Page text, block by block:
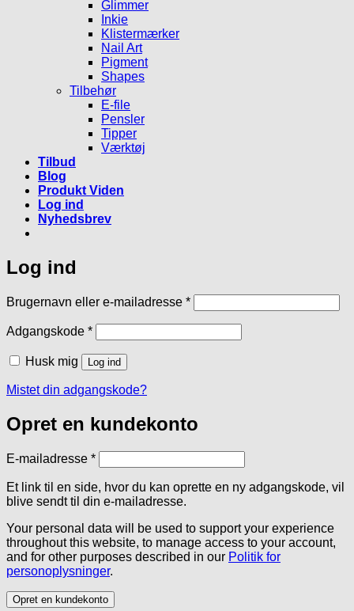
Glimmer
Inkie
Klistermærker
Nail Art
Pigment
Shapes
Tilbehør
E-file
Pensler
Tipper
Værktøj
Tilbud
Blog
Produkt Viden
Log ind
Nyhedsbrev
Log ind
Brugernavn eller e-mailadresse *Påkrævet
Adgangskode *Påkrævet
Husk mig Log ind
Mistet din adgangskode?
Opret en kundekonto
E-mailadresse *Påkrævet
Et link til en side, hvor du kan oprette en ny adgangskode, vil
blive sendt til din e-mailadresse.
Your personal data will be used to support your experience
throughout this website, to manage access to your account,
and for other purposes described in our Politik for
personoplysninger.
Opret en kundekonto